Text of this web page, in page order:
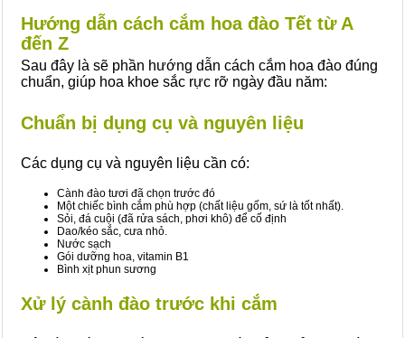
Hướng dẫn cách cắm hoa đào Tết từ A
đến Z
Sau đây là sẽ phần hướng dẫn cách cắm hoa đào đúng
chuẩn, giúp hoa khoe sắc rực rỡ ngày đầu năm:
Chuẩn bị dụng cụ và nguyên liệu
Các dụng cụ và nguyên liệu cần có:
Cành đào tươi đã chọn trước đó
Một chiếc bình cắm phù hợp (chất liệu gốm, sứ là tốt nhất).
Sỏi, đá cuội (đã rửa sách, phơi khô) để cố định
Dao/kéo sắc, cưa nhỏ.
Nước sạch
Gói dưỡng hoa, vitamin B1
Bình xịt phun sương
Xử lý cành đào trước khi cắm